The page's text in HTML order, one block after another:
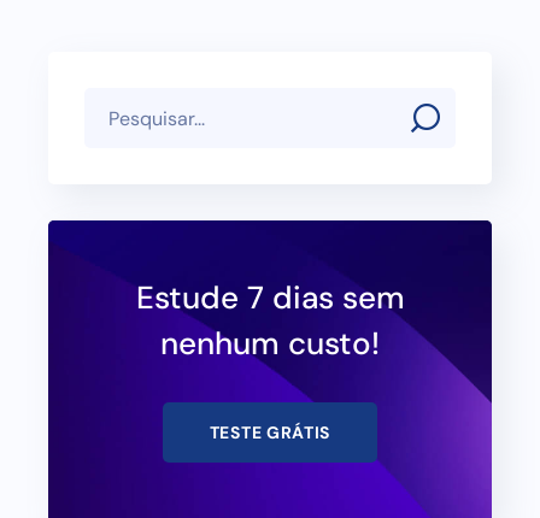
Estude 7 dias sem
nenhum custo!
TESTE GRÁTIS